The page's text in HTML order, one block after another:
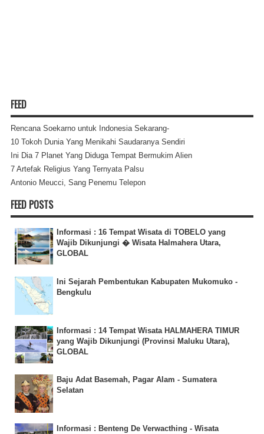
FEED
Rencana Soekarno untuk Indonesia Sekarang-
10 Tokoh Dunia Yang Menikahi Saudaranya Sendiri
Ini Dia 7 Planet Yang Diduga Tempat Bermukim Alien
7 Artefak Religius Yang Ternyata Palsu
Antonio Meucci, Sang Penemu Telepon
FEED POSTS
Informasi : 16 Tempat Wisata di TOBELO yang
Wajib Dikunjungi � Wisata Halmahera Utara,
GLOBAL
Ini Sejarah Pembentukan Kabupaten Mukomuko -
Bengkulu
Informasi : 14 Tempat Wisata HALMAHERA TIMUR
yang Wajib Dikunjungi (Provinsi Maluku Utara),
GLOBAL
Baju Adat Basemah, Pagar Alam - Sumatera
Selatan
Informasi : Benteng De Verwacthing - Wisata